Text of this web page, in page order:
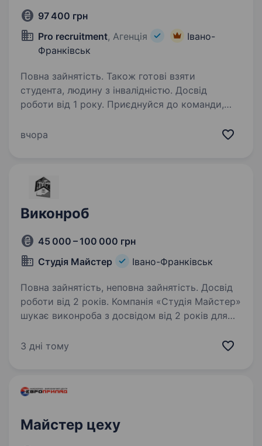
97 400 грн
Pro recruitment, Агенція
Івано-
Франківськ
Повна зайнятість. Також готові взяти
студента, людину з інвалідністю. Досвід
роботи від 1 року. Приєднуйся до команди,
допомагають нашим військовим. Це не просто
Ми в пошуку досвідченого…
вчора
Виконроб
45 000 – 100 000 грн
Студія Майстер
Івано-Франківськ
Повна зайнятість, неповна зайнятість. Досвід
роботи від 2 років. Компанія «Студія Майстер»
шукає виконроба з досвідом від 2 років для
квартирах Обов’язки: Координування роботи
3 дні тому
Майстер цеху